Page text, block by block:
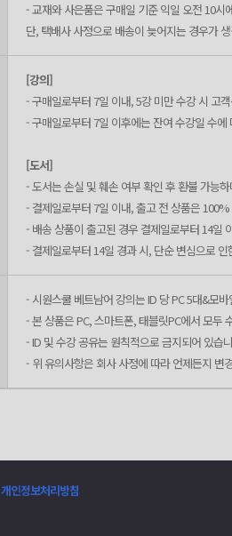
- 교재와 사은품은 구매일 기준 익일 오전 10시
단, 택배사 사정으로 배송이 늦어지는 경우가
[강의]
- 구매일로부터 7일 이내, 5강 미만 수강 시 고
- 구매일로부터 7일 이후에는 잔여 수강일 수
[도서]
- 도서는 손실 및 훼손 여부 확인 후 환불 가능
- 결제일로부터 7일 이내, 출고 전 상품은
- 배송 상품이 출고된 경우 결제일로부터 14일
- 결제일로부터 14일 경과 시, 단순 변심으로
- 시원스쿨 베트남어 강의는 ID 당 PC 5대&모
- 본 상품은 PC, 스마트폰, 태블릿PC에서 모두
- ID 및 수강 공유는 원칙적으로 금지되어 있습
- 위 유의사항은 회사 사정에 따라 언제든지 변
개인정보처리방침